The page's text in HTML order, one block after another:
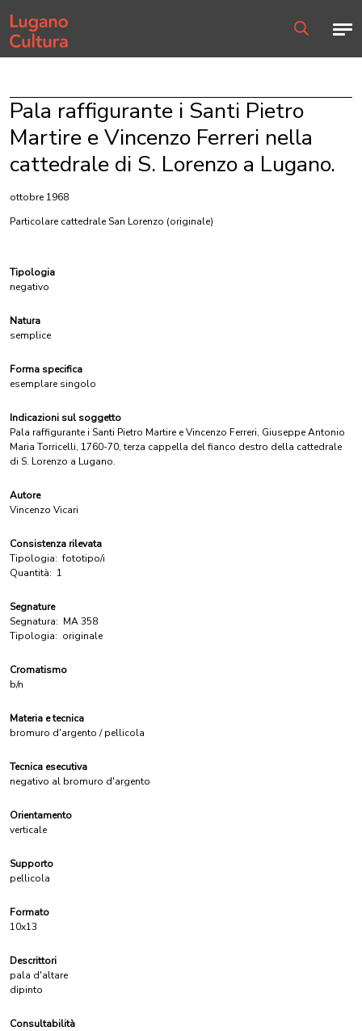
Home page
Pala raffigurante i Santi Pietro
Martire e Vincenzo Ferreri nella
cattedrale di S. Lorenzo a Lugano.
ottobre 1968
Particolare cattedrale San Lorenzo (originale)
Tipologia
negativo
Natura
semplice
Forma specifica
esemplare singolo
Indicazioni sul soggetto
Pala raffigurante i Santi Pietro Martire e Vincenzo Ferreri, Giuseppe Antonio
Maria Torricelli, 1760-70, terza cappella del fianco destro della cattedrale
di S. Lorenzo a Lugano.
Autore
Vincenzo Vicari
Consistenza rilevata
Tipologia: fototipo/i
Quantità: 1
Segnature
Segnatura: MA 358
Tipologia: originale
Cromatismo
b/n
Materia e tecnica
bromuro d'argento / pellicola
Tecnica esecutiva
negativo al bromuro d'argento
Orientamento
verticale
Supporto
pellicola
Formato
10x13
Descrittori
pala d'altare
dipinto
Consultabilità